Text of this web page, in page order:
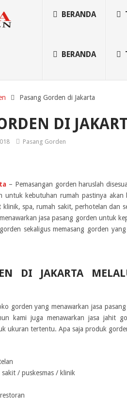
BERANDA
BERANDA
Pasang Gorden di Jakarta
DI
Pasang Gorden
– Pemasangan gorden haruslah
untuk kebutuhan rumah pastinya
spa, rumah sakit, perhotelan dan
jasa pasang gorden untuk
sekaligus memasang gorden
DI JAKARTA
gorden yang menawarkan jasa
kami juga menawarkan jasa jahit
ukuran tertentu. Apa saja produk
/ puskesmas / klinik